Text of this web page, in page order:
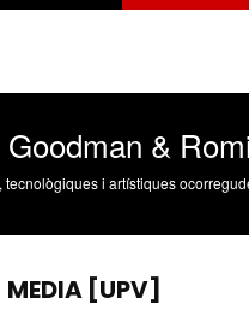
& Romina
ocorregudes en els tres